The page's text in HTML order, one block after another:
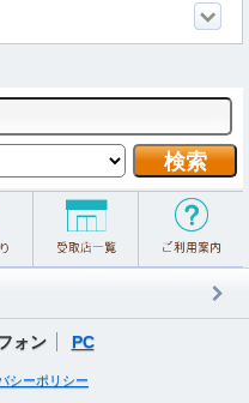
ォン PC
シーポリシー